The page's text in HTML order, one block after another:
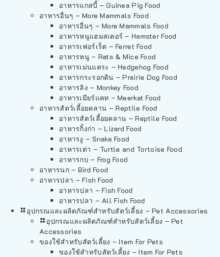
อาหารแกสบี้ – Guinea Pig Food
อาหารอื่นๆ – More Mammals Food
อาหารอื่นๆ – More Mammals Food
อาหารหนูแฮมสเตอร์ – Hamster Food
อาหารเฟอร์เร็ต – Ferret Food
อาหารหนู – Rats & Mice Food
อาหารเม่นแคระ – Hedgehog Food
อาหารกระรอกดิน – Prairie Dog Food
อาหารลิง – Monkey Food
อาหารเมียร์แคท – Meerkat Food
อาหารสัตว์เลี้อยคลาน – Reptile Food
อาหารสัตว์เลี้อยคลาน – Reptile Food
อาหารกิ้งก่า – Lizard Food
อาหารงู – Snake Food
อาหารเต่า – Turtle and Tortoise Food
อาหารกบ – Frog Food
อาหารนก – Bird Food
อาหารปลา – Fish Food
อาหารปลา – Fish Food
อาหารปลา – All Fish Food
อุปกรณและผลิตภัณฑ์สำหรับสัตว์เลี้ยง – Pet Accessories
อุปกรณและผลิตภัณฑ์สำหรับสัตว์เลี้ยง – Pet
Accessories
ของใช้สำหรับสัตว์เลี้ยง – Item For Pets
ของใช้สำหรับสัตว์เลี้ยง – Item For Pets